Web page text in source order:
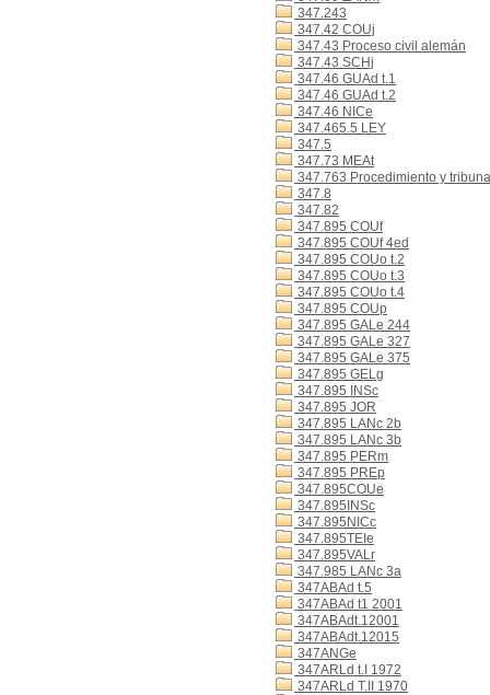
347.243
347.42 COUj
347.43 Proceso civil alemán
347.43 SCHj
347.46 GUAd t.1
347.46 GUAd t.2
347.46 NICe
347.465.5 LEY
347.5
347.73 MEAt
347.763 Procedimiento y
347.8
347.82
347.895 COUf
347.895 COUf 4ed
347.895 COUo t.2
347.895 COUo t.3
347.895 COUo t.4
347.895 COUp
347.895 GALe 244
347.895 GALe 327
347.895 GALe 375
347.895 GELg
347.895 INSc
347.895 JOR
347.895 LANc 2b
347.895 LANc 3b
347.895 PERm
347.895 PREp
347.895COUe
347.895INSc
347.895NICc
347.895TEIe
347.895VALr
347.985 LANc 3a
347ABAd t.5
347ABAd t1 2001
347ABAdt.12001
347ABAdt.12015
347ANGe
347ARLd t.I 1972
347ARLd T.II 1970